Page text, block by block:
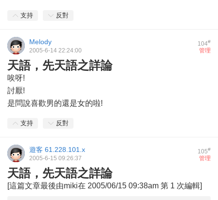
支持 反對
104#
Melody
管理
2005-6-14 22:24:00
天語，先天語之詳論
唉呀!
討厭!
是問說喜歡男的還是女的啦!
支持 反對
105#
遊客 61.228.101.x
管理
2005-6-15 09:26:37
天語，先天語之詳論
[這篇文章最後由miki在 2005/06/15 09:38am 第 1 次編輯]